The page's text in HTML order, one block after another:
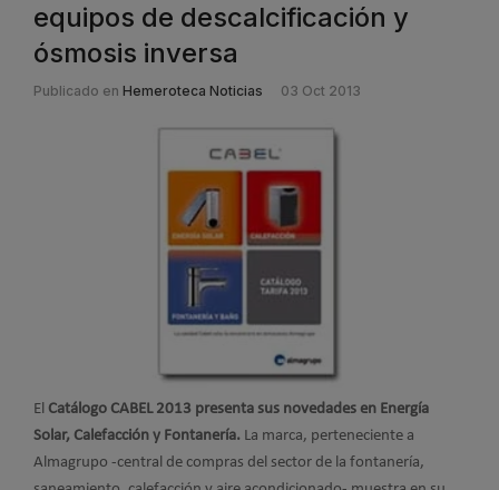
equipos de descalcificación y
ósmosis inversa
Publicado en Hemeroteca Noticias 03 Oct 2013
El Catálogo CABEL 2013 presenta sus novedades en Energía
Solar, Calefacción y Fontanería. La marca, perteneciente a
Almagrupo -central de compras del sector de la fontanería,